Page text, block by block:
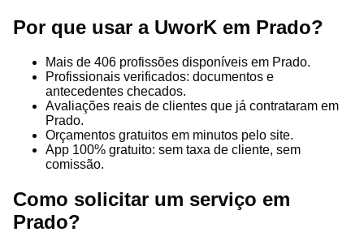
Por que usar a UworK em Prado?
Mais de 406 profissões disponíveis em Prado.
Profissionais verificados: documentos e
antecedentes checados.
Avaliações reais de clientes que já contrataram em
Prado.
Orçamentos gratuitos em minutos pelo site.
App 100% gratuito: sem taxa de cliente, sem
comissão.
Como solicitar um serviço em
Prado?